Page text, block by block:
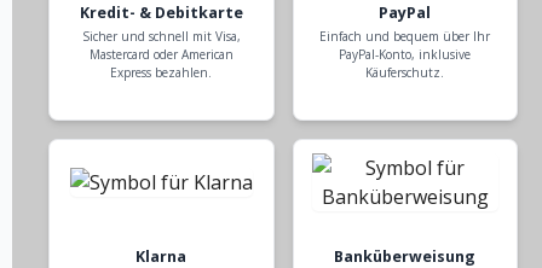
Kredit- & Debitkarte
Sicher und schnell mit Visa,
Mastercard oder American
Express bezahlen.
PayPal
Einfach und bequem über Ihr
PayPal-Konto, inklusive
Käuferschutz.
Klarna Banküberweisung